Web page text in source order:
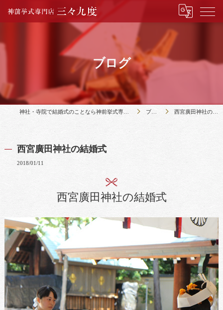
ブログ
神社・寺院で結婚式のことなら神前挙式専門店三々九度 ブログ 西宮廣田神社の結婚式
西宮廣田神社の結婚式
2018/01/11
西宮廣田神社の結婚式